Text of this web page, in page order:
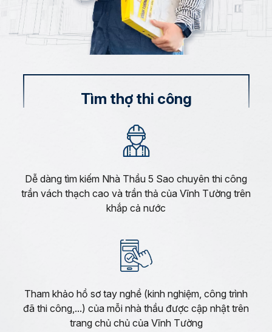
Tìm thợ thi công
Dễ dàng tìm kiếm Nhà Thầu 5 Sao chuyên thi công
trần vách thạch cao và trần thả của Vĩnh Tường trên
khắp cả nước
Tham khảo hồ sơ tay nghề (kinh nghiệm, công trình
đã thi công,...) của mỗi nhà thầu được cập nhật trên
trang chủ chủ của Vĩnh Tường